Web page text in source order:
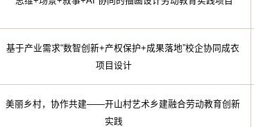
基于产业需求“数智创新+产权保护+成果落地”校企协同成衣
项目设计
美丽乡村，协作共建——开山村艺术乡建融合劳动教育创新
实践